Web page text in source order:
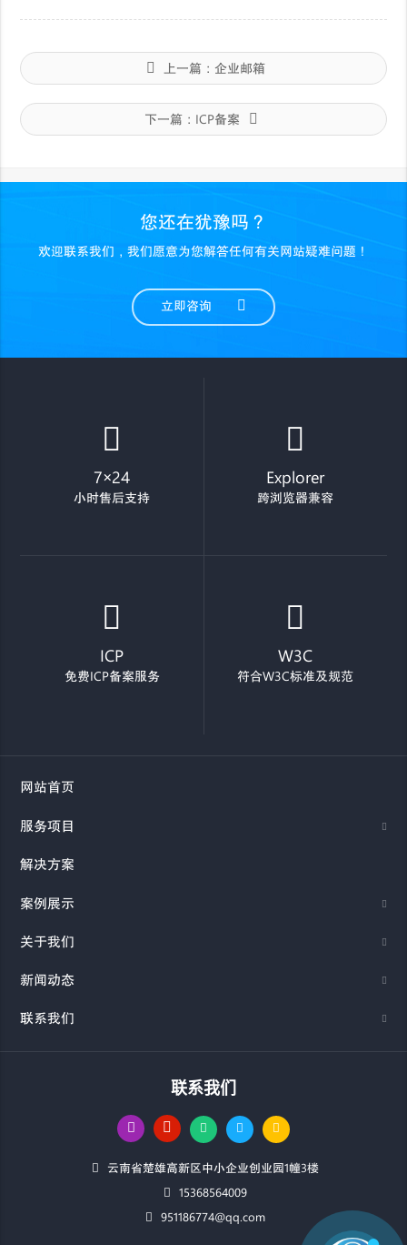
上一篇： 企业邮箱
下一篇： ICP备案
您还在犹豫吗？
欢迎联系我们，我们愿意为您解答任何有关网站疑难问题！
立即咨询
7×24
小时售后支持
Explorer
跨浏览器兼容
ICP
免费ICP备案服务
W3C
符合W3C标准及规范
网站首页
服务项目
解决方案
案例展示
关于我们
新闻动态
联系我们
联系我们
云南省楚雄高新区中小企业创业园1幢3楼
15368564009
951186774@qq.com